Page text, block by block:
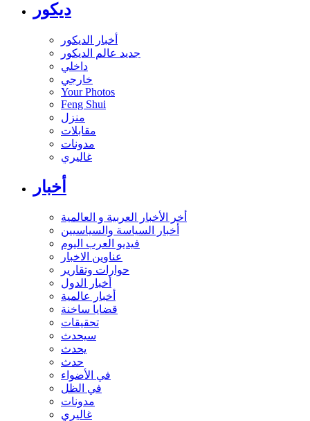
ديكور
أخبار الديكور
جديد عالم الديكور
داخلي
خارجي
Your Photos
Feng Shui
منزل
مقابلات
مدونات
غاليري
أخبار
أخر الأخبار العربية و العالمية
أخبار السياسة والسياسيين
فيديو العرب اليوم
عناوين الاخبار
حوارات وتقارير
أخبار الدول
أخبار عالمية
قضايا ساخنة
تحقيقات
سيحدث
يحدث
حدث
في الأضواء
في الظل
مدونات
غاليري